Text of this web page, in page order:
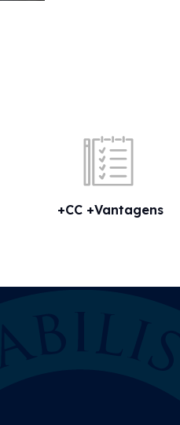
+CC +Vantagens